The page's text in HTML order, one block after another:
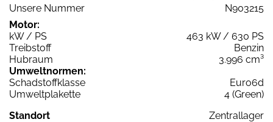
Unsere Nummer
N903215
Motor:
kW / PS
463 kW / 630 PS
Treibstoff
Benzin
Hubraum
3.996 cm³
Umweltnormen:
Schadstoffklasse
Euro6d
Umweltplakette
4 (Green)
Standort
Zentrallager